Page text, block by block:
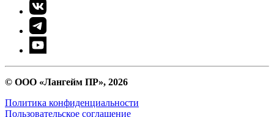
© ООО «Лангейм ПР», 2026
Политика конфиденциальности
Пользовательское соглашение